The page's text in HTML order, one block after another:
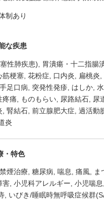
制あり
な疾患
性肺疾患) 胃潰瘍・十二指腸
筋梗塞 花粉症 口内炎 扁桃炎
手足口病 突発性発疹 はしか
疼痛 ものもらい 尿路結石 尿
腎結石 前立腺肥大症 過活動
炎
・特色
禁煙治療 糖尿病 喘息 痛風 ま
害 小児科アレルギー 小児喘息
いびき/睡眠時無呼吸症候群